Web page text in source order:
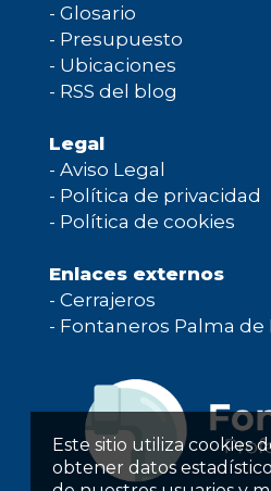
Este sitio utiliza cookies
obtener datos
- Glosario
- Presupuesto
- Ubicaciones
- RSS del blog
Legal
- Aviso Legal
- Política de privacidad
- Política de cookies
Enlaces externos
- Cerrajeros
- Fontaneros Palma de